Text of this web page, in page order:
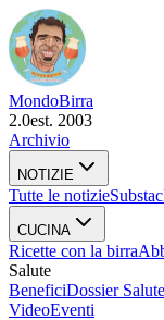
MondoBirra
2.0est. 2003
Archivio
NOTIZIE
Tutte le notizie
CUCINA
Ricette con la birra
Salute
BeneficiDossier Salute
VideoEventi